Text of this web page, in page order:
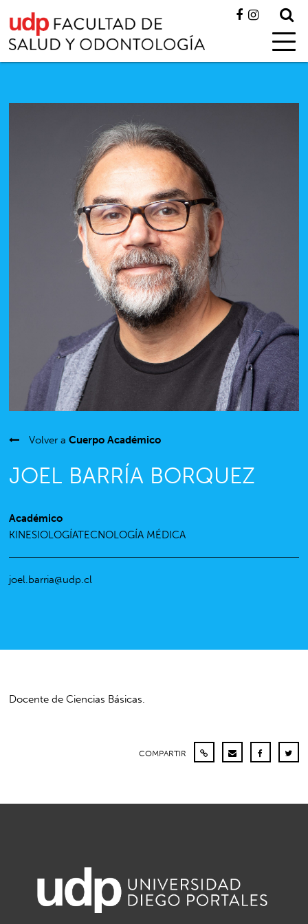
Volver aCuerpo Académico
JOEL BARRÍA BORQUEZ
Académico
KINESIOLOGÍATECNOLOGÍA MÉDICA
joel.barria@udp.cl
Docente de Ciencias Básicas.
COMPARTIR